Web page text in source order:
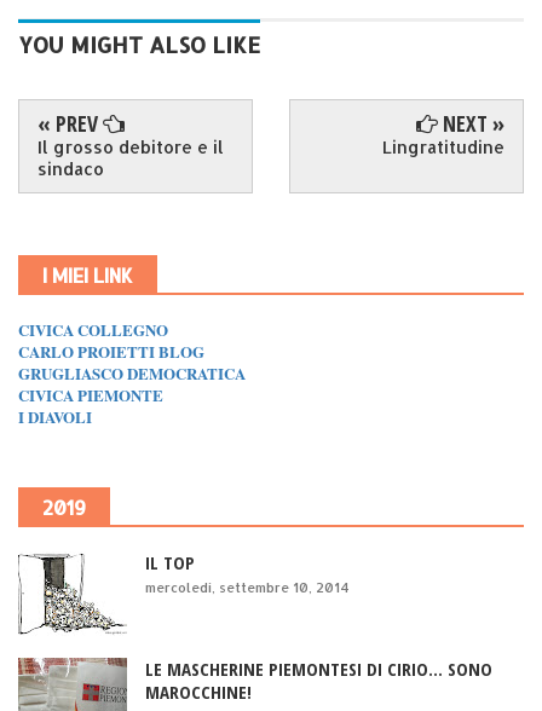
YOU MIGHT ALSO LIKE
« PREV
Il grosso debitore e il
sindaco
NEXT »
Lingratitudine
I MIEI LINK
CIVICA COLLEGNO
CARLO PROIETTI BLOG
GRUGLIASCO DEMOCRATICA
CIVICA PIEMONTE
I DIAVOLI
2019
IL TOP
mercoledì, settembre 10, 2014
LE MASCHERINE PIEMONTESI DI CIRIO... SONO
MAROCCHINE!